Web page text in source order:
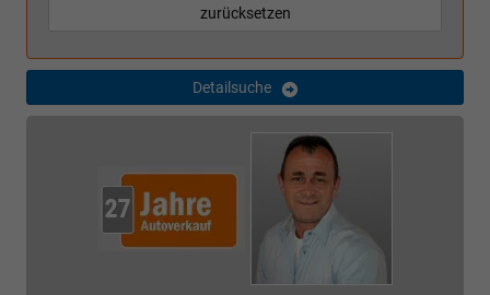
zurücksetzen
Detailsuche